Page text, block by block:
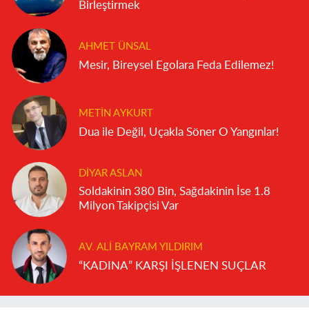
Birleştirmek
AHMET ÜNSAL
Mesir, Bireysel Egolara Feda Edilemez!
METIN AYKURT
Dua ile Değil, Uçakla Söner O Yangınlar!
DIYAR ASLAN
Soldakinin 380 Bin, Sağdakinin İse 1.8
Milyon Takipçisi Var
AV. ALI BAYRAM YILDIRIM
“KADINA” KARŞI İŞLENEN SUÇLAR